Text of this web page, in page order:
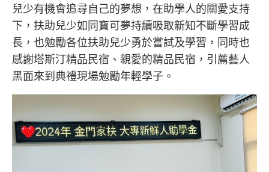
兒少有機會追尋自己的夢想，在助學人的關愛支持
下，扶助兒少如同寶可夢持續吸取新知不斷學習成
長，也勉勵各位扶助兒少勇於嘗試及學習，同時也
感謝塔斯汀精品民宿、親愛的精品民宿，引薦藝人
黑面來到典禮現場勉勵年輕學子。